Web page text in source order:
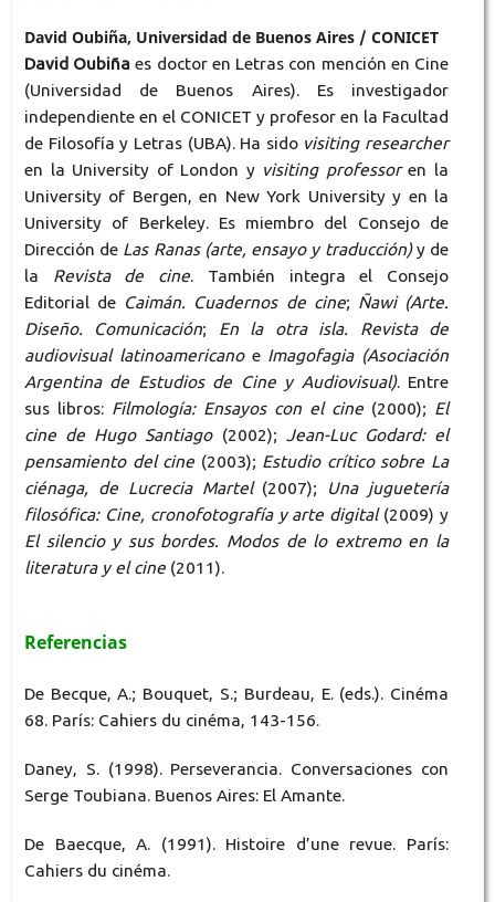
David Oubiña, Universidad de Buenos Aires / CONICET
David Oubiña es doctor en Letras con mención en Cine
(Universidad de Buenos Aires). Es investigador
independiente en el CONICET y profesor en la Facultad
de Filosofía y Letras (UBA). Ha sido visiting researcher
en la University of London y visiting professoren la
University of Bergen, en New York University y en la
University of Berkeley. Es miembro del Consejo de
Dirección de Las Ranas (arte, ensayo y traducción)y de
la Revista de cine. También integra el Consejo
Editorial de Caimán. Cuadernos de cine; Ñawi (Arte.
Diseño. Comunicación; En la otra isla. Revista de
audiovisual latinoamericanoe Imagofagia (Asociación
Argentina de Estudios de Cine y Audiovisual). Entre
sus libros: Filmología: Ensayos con el cine (2000); El
cine de Hugo Santiago(2002); Jean-Luc Godard: el
pensamiento del cine (2003); Estudio crítico sobre La
ciénaga, de Lucrecia Martel(2007);
Una juguetería
filosófica: Cine, cronofotografía y arte digital(2009) y
El silencio y sus bordes. Modos de lo extremo en la
literatura y el cine(2011).
Referencias
De Becque, A.; Bouquet, S.; Burdeau, E. (eds.). Cinéma
68. París: Cahiers du cinéma, 143-156.
Daney, S. (1998). Perseverancia. Conversaciones con
Serge Toubiana. Buenos Aires: El Amante.
De Baecque, A. (1991). Histoire d’une revue. París:
Cahiers du cinéma.